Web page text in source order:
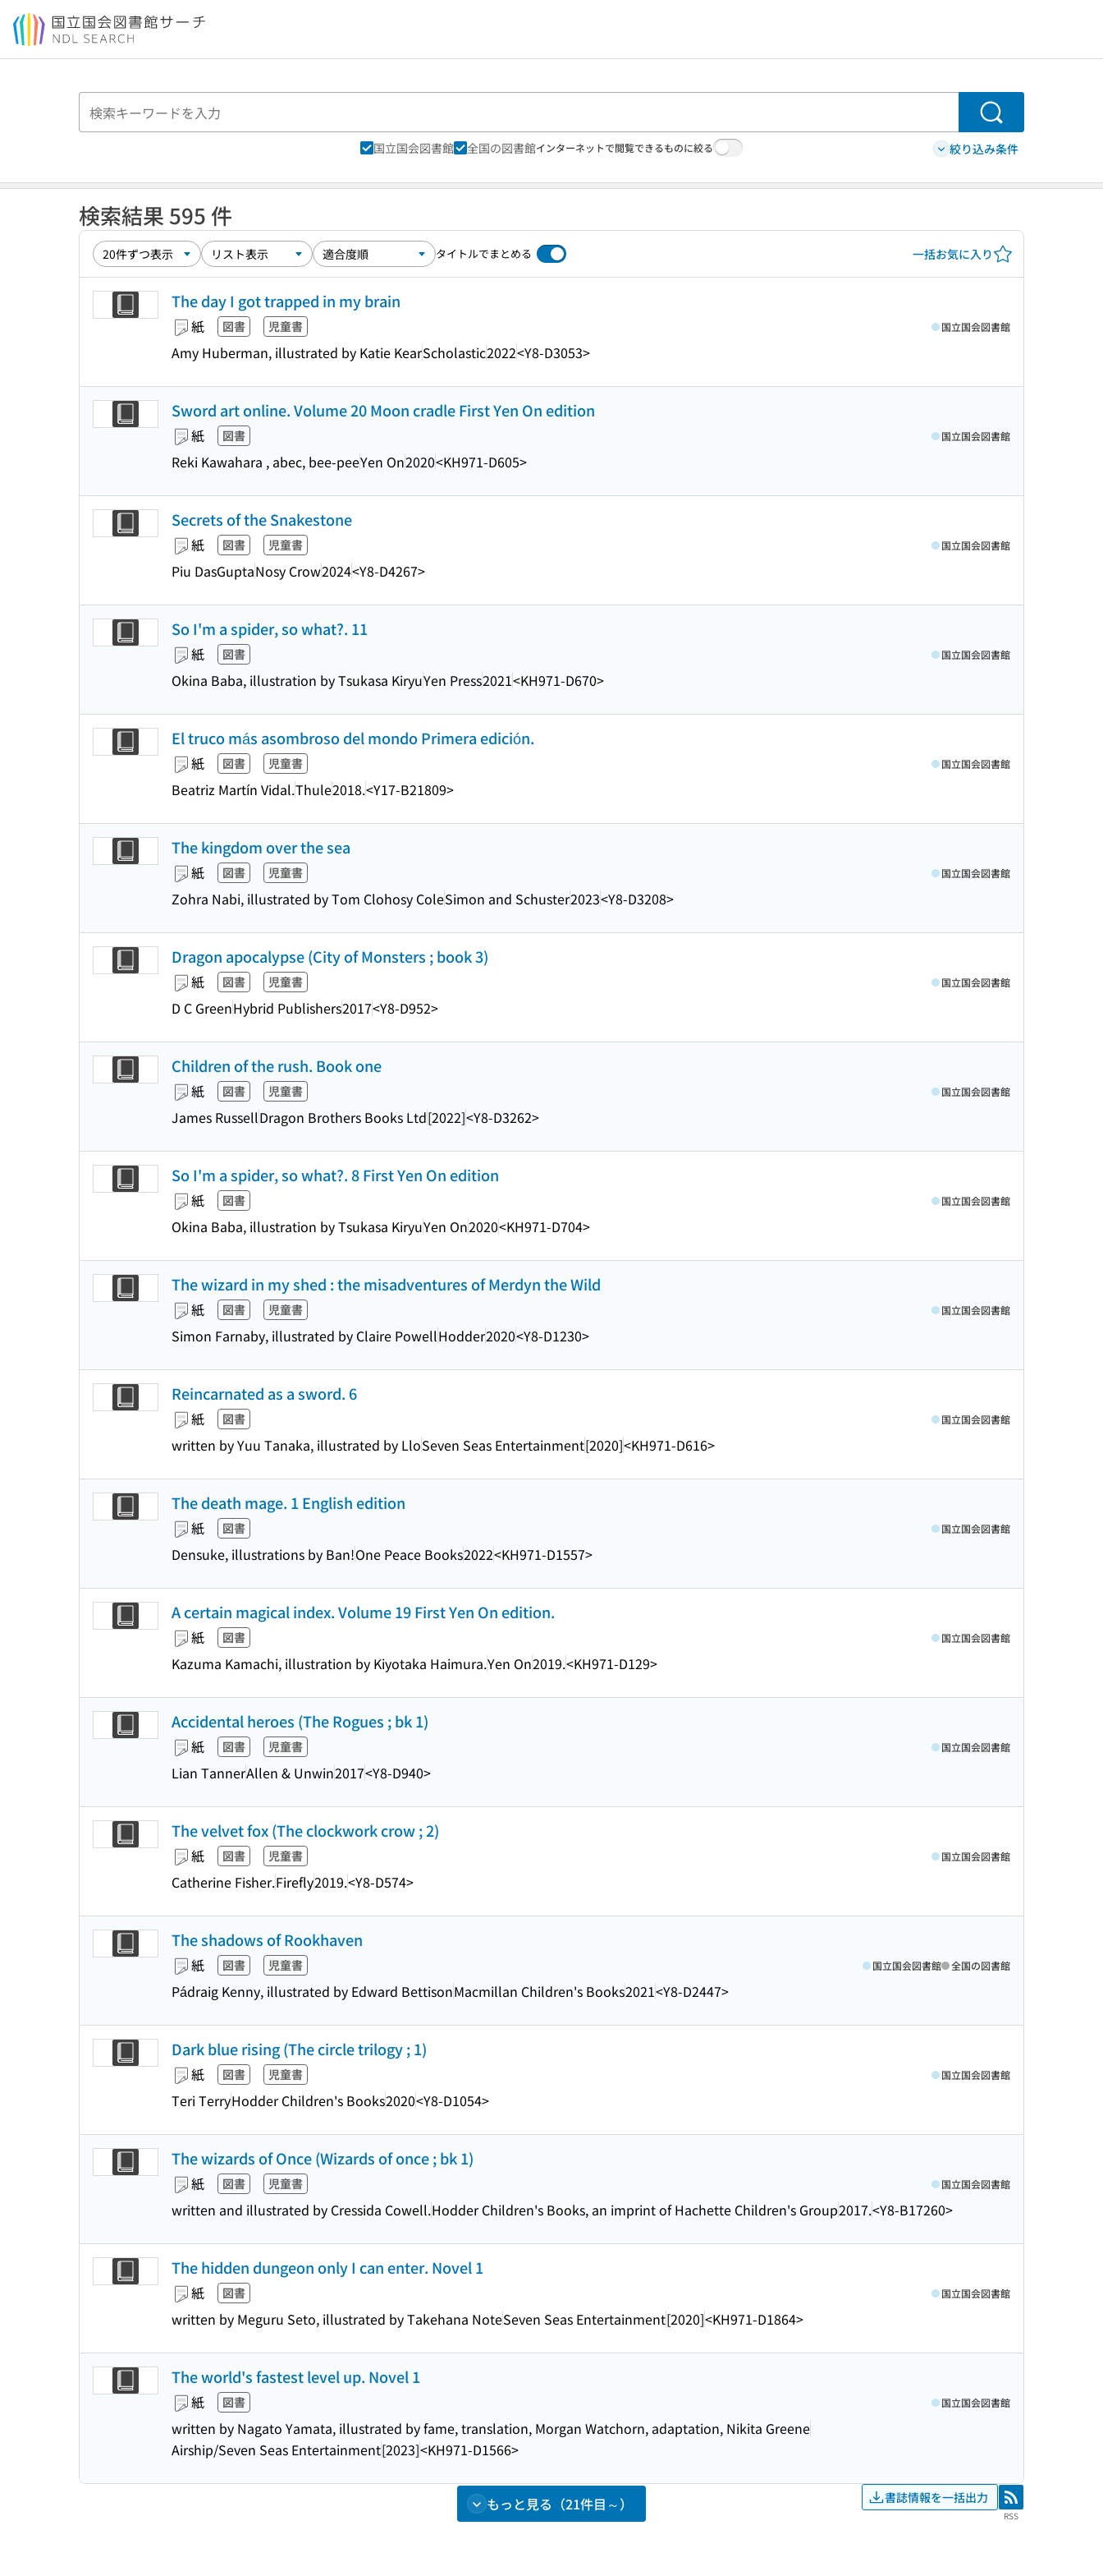
本文へ移動
検索
国立国会図書館 全国の図書館インターネットで閲覧できるものに絞る 絞り込み条件
検索結果 595 件
タイトルでまとめる 一括お気に入り
The day I got trapped in my brain
紙 図書 児童書
Amy Huberman, illustrated by Katie KearScholastic2022<Y8-D3053>
国立国会図書館
Sword art online. Volume 20 Moon cradle First Yen On edition
紙 図書
Reki Kawahara , abec, bee-peeYen On2020<KH971-D605>
国立国会図書館
Secrets of the Snakestone
紙 図書 児童書
Piu DasGuptaNosy Crow2024<Y8-D4267>
国立国会図書館
So I'm a spider, so what?. 11
紙 図書
Okina Baba, illustration by Tsukasa KiryuYen Press2021<KH971-D670>
国立国会図書館
El truco más asombroso del mondo Primera edición.
紙 図書 児童書
Beatriz Martín Vidal.Thule2018.<Y17-B21809>
国立国会図書館
The kingdom over the sea
紙 図書 児童書
Zohra Nabi, illustrated by Tom Clohosy ColeSimon and Schuster2023<Y8-D3208>
国立国会図書館
Dragon apocalypse (City of Monsters ; book 3)
紙 図書 児童書
D C GreenHybrid Publishers2017<Y8-D952>
国立国会図書館
Children of the rush. Book one
紙 図書 児童書
James RussellDragon Brothers Books Ltd[2022]<Y8-D3262>
国立国会図書館
So I'm a spider, so what?. 8 First Yen On edition
紙 図書
Okina Baba, illustration by Tsukasa KiryuYen On2020<KH971-D704>
国立国会図書館
The wizard in my shed : the misadventures of Merdyn the Wild
紙 図書 児童書
Simon Farnaby, illustrated by Claire PowellHodder2020<Y8-D1230>
国立国会図書館
Reincarnated as a sword. 6
紙 図書
written by Yuu Tanaka, illustrated by LloSeven Seas Entertainment[2020]<KH971-D616>
国立国会図書館
The death mage. 1 English edition
紙 図書
Densuke, illustrations by Ban!One Peace Books2022<KH971-D1557>
国立国会図書館
A certain magical index. Volume 19 First Yen On edition.
紙 図書
Kazuma Kamachi, illustration by Kiyotaka Haimura.Yen On2019.<KH971-D129>
国立国会図書館
Accidental heroes (The Rogues ; bk 1)
紙 図書 児童書
Lian TannerAllen & Unwin2017<Y8-D940>
国立国会図書館
The velvet fox (The clockwork crow ; 2)
紙 図書 児童書
Catherine Fisher.Firefly2019.<Y8-D574>
国立国会図書館
The shadows of Rookhaven
紙 図書 児童書
Pádraig Kenny, illustrated by Edward BettisonMacmillan Children's Books2021<Y8-D2447>
国立国会図書館 全国の図書館
Dark blue rising (The circle trilogy ; 1)
紙 図書 児童書
Teri TerryHodder Children's Books2020<Y8-D1054>
国立国会図書館
The wizards of Once (Wizards of once ; bk 1)
紙 図書 児童書
written and illustrated by Cressida Cowell.Hodder Children's Books, an imprint of Hachette Children's Group2017.<Y8-B17260>
国立国会図書館
The hidden dungeon only I can enter. Novel 1
紙 図書
written by Meguru Seto, illustrated by Takehana NoteSeven Seas Entertainment[2020]<KH971-D1864>
国立国会図書館
The world's fastest level up. Novel 1
紙 図書
written by Nagato Yamata, illustrated by fame, translation, Morgan Watchorn, adaptation, Nikita Greene
Airship/Seven Seas Entertainment[2023]<KH971-D1566>
国立国会図書館
もっと見る（21件目～） 書誌情報を一括出力 RSS
RSS